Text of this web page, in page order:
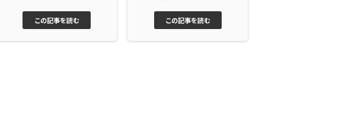
この記事を読む この記事を読む